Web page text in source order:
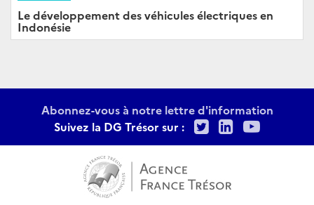
Le développement des véhicules électriques en
Indonésie
Abonnez-vous à notre lettre d'information
Suivez la DG Trésor sur :
TwitterLinkedIn